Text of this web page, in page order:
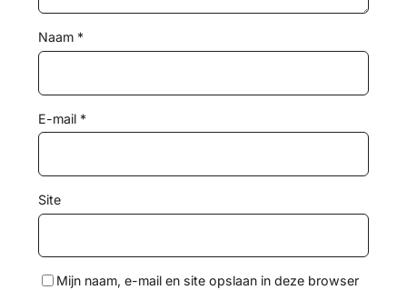
Naam *
E-mail *
Site
Mijn naam, e-mail en site opslaan in deze browser